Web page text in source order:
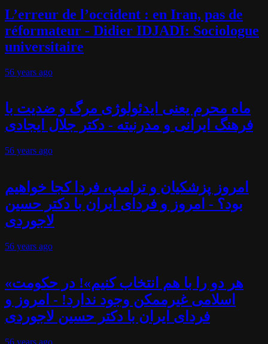
L’erreur de l’occident : en Iran, pas de
réformateur - Didier IDJADI: Sociologue
universitaire
56 years ago
ماه محرم یعنی ایدئولوژی مرگ و ضدیت با
فرهنگ ایرانی و مدرنیته - دکتر جلال ایجادی
56 years ago
امروز پزشکیان و ترامپ، فردا کجا خواهیم
بود؟ - امروز و فردای ایران با دکتر حسین
لاجوردی
56 years ago
«هر دو را با هم انتخاب کنیم»! در حکومت
اسلامی غیرممکن وجود ندارد! - امروز و
فردای ایران با دکتر حسین لاجوردی
56 years ago